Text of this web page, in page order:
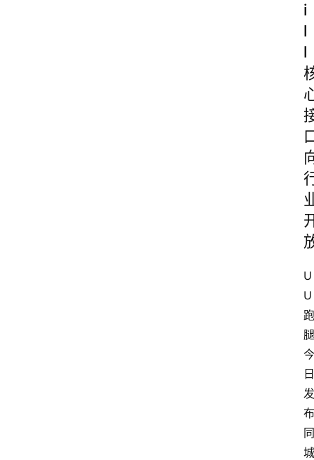
i
l
l
U
U
跑
腿
今
日
发
布
同
城